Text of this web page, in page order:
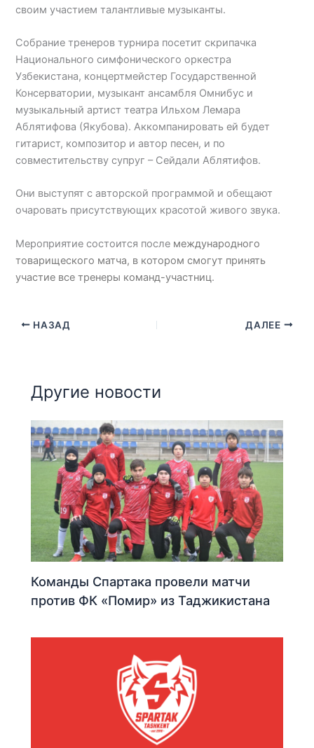
своим участием талантливые музыканты.
Собрание тренеров турнира посетит скрипачка
Национального симфонического оркестра
Узбекистана, концертмейстер Государственной
Консерватории, музыкант ансамбля Омнибус и
музыкальный артист театра Ильхом Лемара
Аблятифова (Якубова). Аккомпанировать ей будет
гитарист, композитор и автор песен, и по
совместительству супруг – Сейдали Аблятифов.
Они выступят с авторской программой и обещают
очаровать присутствующих красотой живого звука.
Мероприятие состоится после международного
товарищеского матча, в котором смогут принять
участие все тренеры команд-участниц.
НАЗАД ДАЛЕЕ
Другие новости
Команды Спартака провели матчи
против ФК «Помир» из Таджикистана